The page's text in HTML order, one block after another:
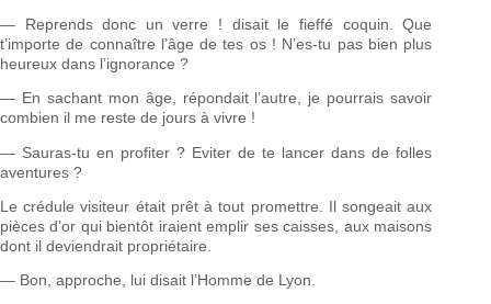
— Reprends donc un verre ! disait le fieffé coquin. Que
t’importe de connaître l’âge de tes os ! N’es-tu pas bien plus
heureux dans l’ignorance ?
— En sachant mon âge, répondait l’autre, je pourrais savoir
combien il me reste de jours à vivre !
— Sauras-tu en profiter ? Eviter de te lancer dans de folles
aventures ?
Le crédule visiteur était prêt à tout promettre. Il songeait aux
pièces d’or qui bientôt iraient emplir ses caisses, aux maisons
dont il deviendrait propriétaire.
— Bon, approche, lui disait l’Homme de Lyon.